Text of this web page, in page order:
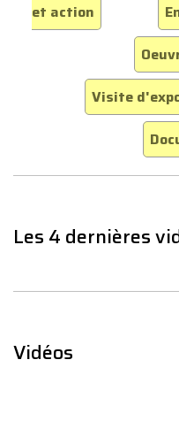
et action
Visite
Les 4 dernières
Vidéos